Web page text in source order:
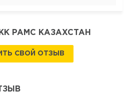
РАМС КАЗАХСТАН
СВОЙ ОТЗЫВ